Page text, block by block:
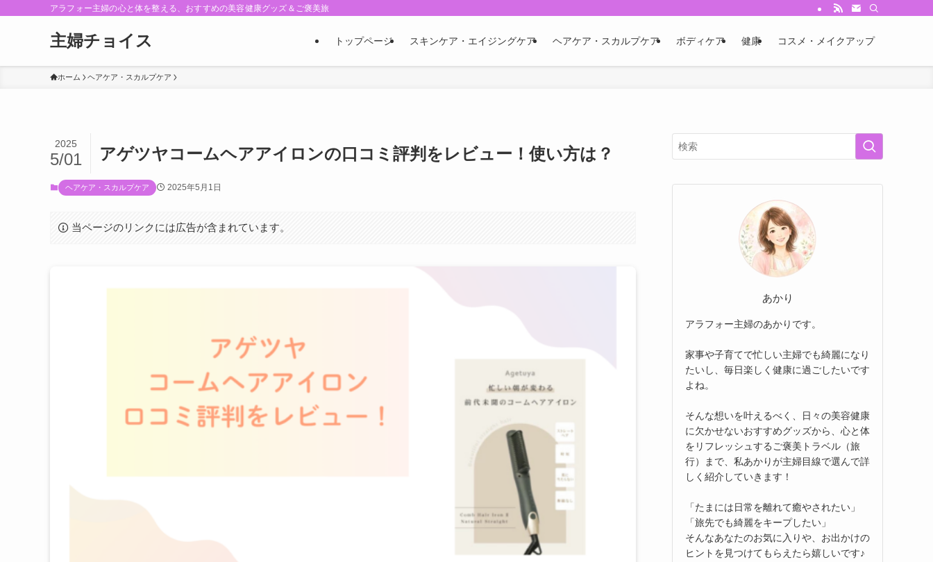
アラフォー主婦の心と体を整える、おすすめの美容健康グッズ＆ご褒美旅
主婦チョイス トップページ スキンケア・エイジングケア ヘアケア・スカルプケア ボディケア 健康 コスメ・メイクアップ
ホーム ヘアケア・スカルプケア
アゲツヤコームヘアアイロンの口コミ評判をレビュー！使い方は？
2025
5/01
ヘアケア・スカルプケア 2025年5月1日
当ページのリンクには広告が含まれています。
あかり
アラフォー主婦のあかりです。
家事や子育てで忙しい主婦でも綺麗になり
たいし、毎日楽しく健康に過ごしたいです
よね。
そんな想いを叶えるべく、日々の美容健康
に欠かせないおすすめグッズから、心と体
をリフレッシュするご褒美トラベル（旅
行）まで、私あかりが主婦目線で選んで詳
しく紹介していきます！
「たまには日常を離れて癒やされたい」
「旅先でも綺麗をキープしたい」
そんなあなたのお気に入りや、お出かけの
ヒントを見つけてもらえたら嬉しいです♪